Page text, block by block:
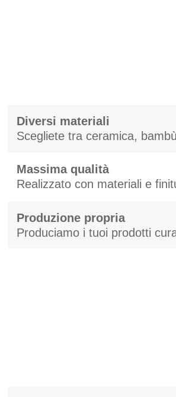
Diversi materiali
Scegliete tra ceramica,
Massima qualità
Realizzato con materiali e
Produzione propria
Produciamo i tuoi prodotti